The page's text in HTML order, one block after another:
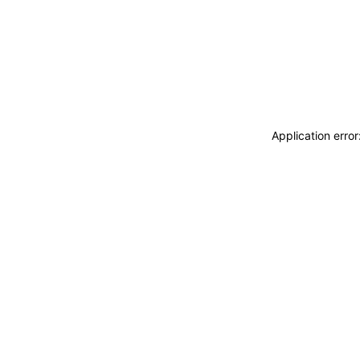
Application